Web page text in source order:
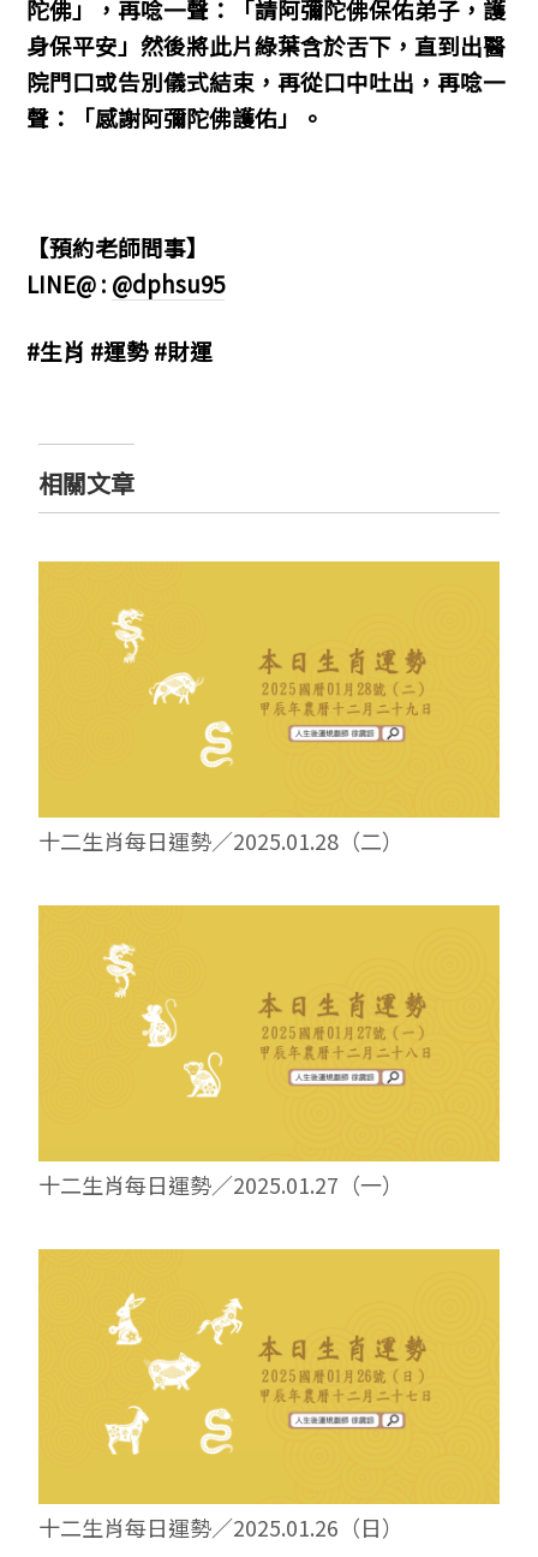
陀佛」，再唸一聲：「請阿彌陀佛保佑弟子，護
身保平安」然後將此片綠葉含於舌下，直到出醫
院門口或告別儀式結束，再從口中吐出，再唸一
聲：「感謝阿彌陀佛護佑」。
【預約老師問事】
LINE@ : @dphsu95
#生肖 #運勢 #財運
相關文章
十二生肖每日運勢／2025.01.28（二）
十二生肖每日運勢／2025.01.27（一）
十二生肖每日運勢／2025.01.26（日）